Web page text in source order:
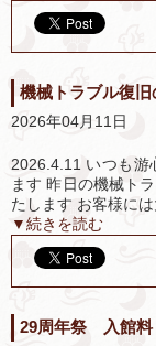
機械トラブル復
2026年04月11日
2026.4.11 いつも游
ます 昨日の機械ト
たします お客様に
▼続きを読む
29周年祭 入館料